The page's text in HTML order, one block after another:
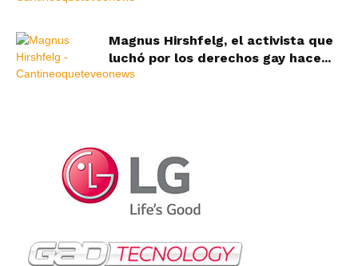
Magnus Hirshfelg, el activista que
luchó por los derechos gay hace...